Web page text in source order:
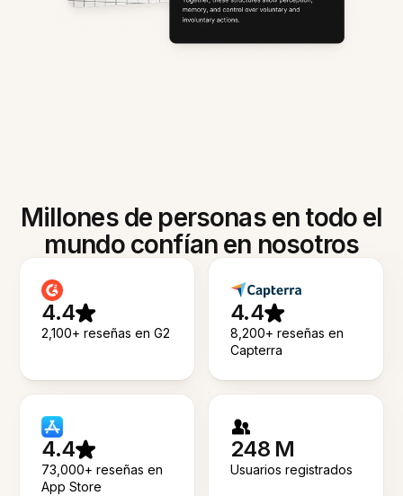
Millones de personas en todo el
mundo confían en nosotros
4.4
2,100+ reseñas en G2
4.4
8,200+ reseñas en
Capterra
4.4
73,000+ reseñas en
App Store
248 M
Usuarios registrados